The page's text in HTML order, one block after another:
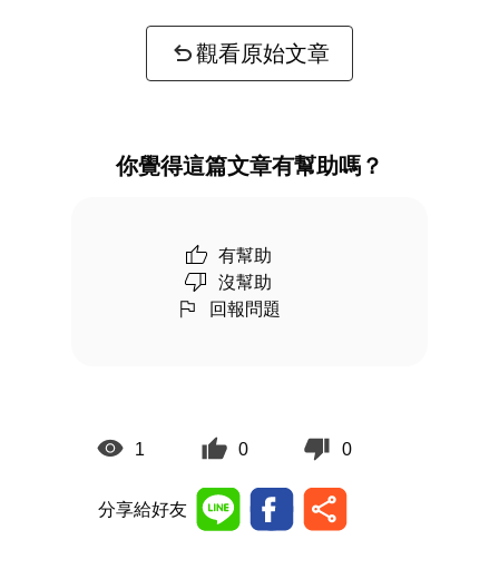
觀看原始文章
你覺得這篇文章有幫助嗎？
有幫助
沒幫助
回報問題
1 0 0
分享給好友